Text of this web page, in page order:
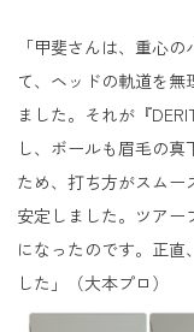
「甲斐さんは、重心
て、ヘッドの軌道を
ました。それが『
し、ボールも眉毛の
ため、打ち方がスムー
安定しました。ツアー
になったのです。正
した」（大本プロ）